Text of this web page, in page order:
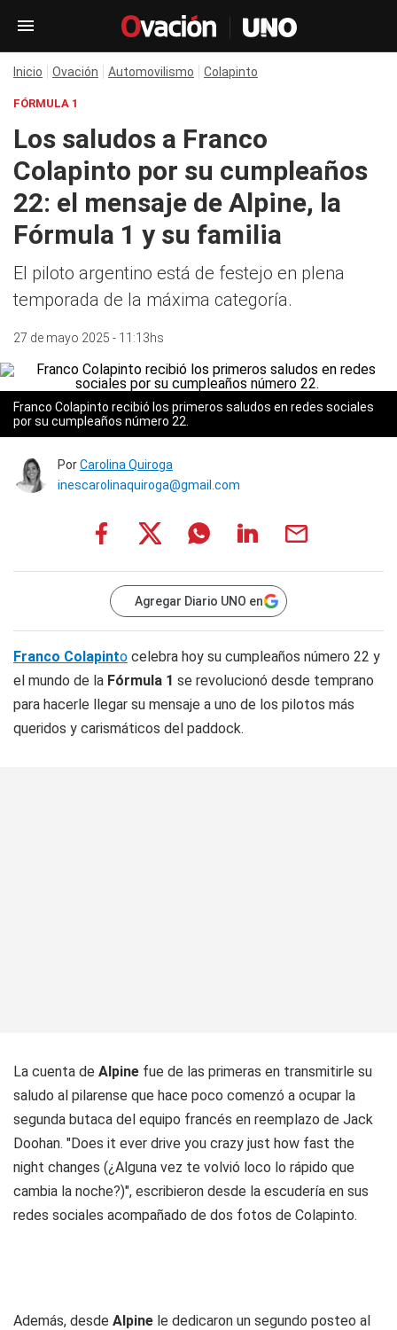
Inicio Ovación Automovilismo Colapinto
FÓRMULA 1
Los saludos a Franco
Colapinto por su cumpleaños
22: el mensaje de Alpine, la
Fórmula 1 y su familia
El piloto argentino está de festejo en plena
temporada de la máxima categoría.
27 de mayo 2025 - 11:13hs
Franco Colapinto recibió los primeros saludos en redes sociales
por su cumpleaños número 22.
PorCarolina Quiroga
inescarolinaquiroga@gmail.com
Agregar Diario UNO en
Franco Colapinto celebra hoy su cumpleaños número 22 y
el mundo de la Fórmula 1 se revolucionó desde temprano
para hacerle llegar su mensaje a uno de los pilotos más
queridos y carismáticos del paddock.
La cuenta de Alpine fue de las primeras en transmitirle su
saludo al pilarense que hace poco comenzó a ocupar la
segunda butaca del equipo francés en reemplazo de Jack
Doohan. "Does it ever drive you crazy just how fast the
night changes (¿Alguna vez te volvió loco lo rápido que
cambia la noche?)", escribieron desde la escudería en sus
redes sociales acompañado de dos fotos de Colapinto.
Además, desde Alpine le dedicaron un segundo posteo al